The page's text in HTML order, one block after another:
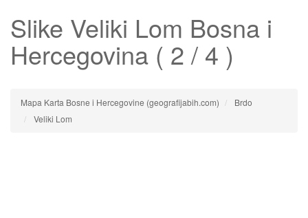
Slike Veliki Lom Bosna i
Hercegovina ( 2 / 4 )
Mapa Karta Bosne i Hercegovine (geografijabih.com)
Brdo
Veliki Lom